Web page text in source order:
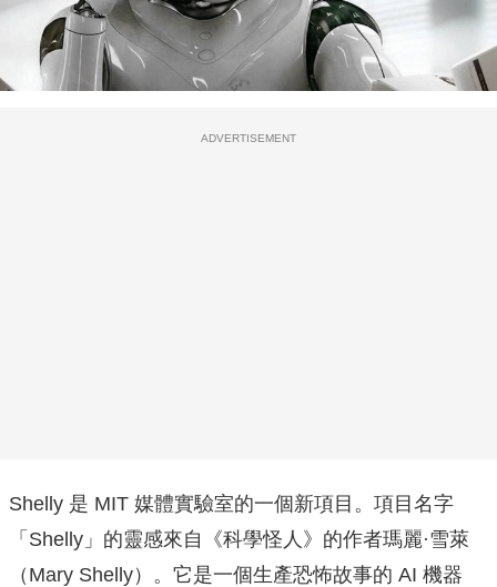
ADVERTISEMENT
Shelly 是 MIT 媒體實驗室的一個新項目。項目名字
「Shelly」的靈感來自《科學怪人》的作者瑪麗·雪萊
（Mary Shelly）。它是一個生產恐怖故事的 AI 機器